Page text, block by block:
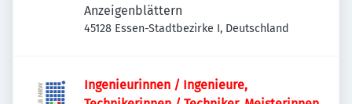
Anzeigenblättern
45128 Essen-Stadtbezirke I, Deutschland
Ingenieurinnen / Ingenieure,